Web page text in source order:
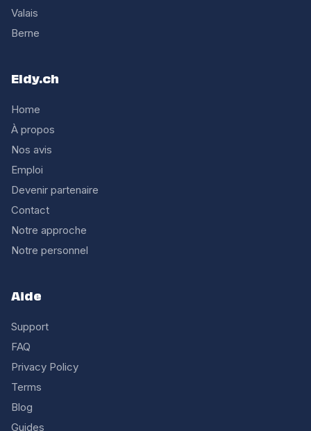
Valais
Berne
Eldy.ch
Home
À propos
Nos avis
Emploi
Devenir partenaire
Contact
Notre approche
Notre personnel
Aide
Support
FAQ
Privacy Policy
Terms
Blog
Guides